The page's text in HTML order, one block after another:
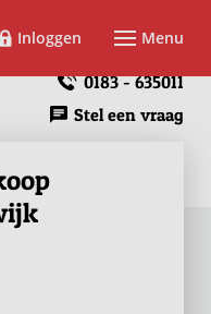
Inloggen Menu
0183 - 635011
Stel een vraag